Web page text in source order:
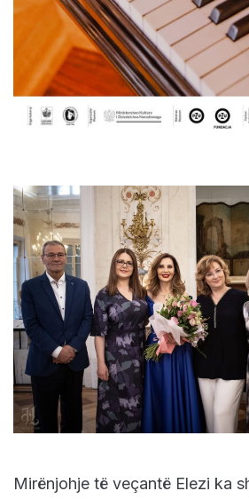
Mirënjohje të veçantë Elezi ka